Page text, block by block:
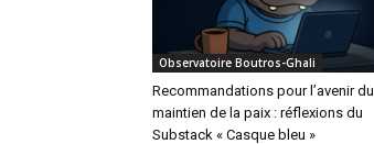
Observatoire Boutros-Ghali
Recommandations pour l’avenir du
maintien de la paix : réflexions du
Substack « Casque bleu »